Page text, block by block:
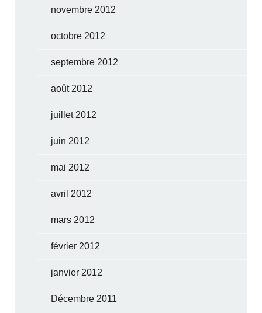
novembre 2012
octobre 2012
septembre 2012
août 2012
juillet 2012
juin 2012
mai 2012
avril 2012
mars 2012
février 2012
janvier 2012
Décembre 2011